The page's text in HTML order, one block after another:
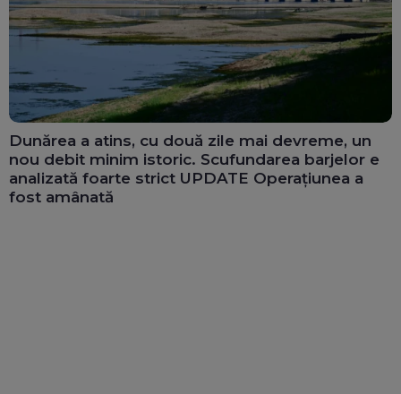
Dunărea a atins, cu două zile mai devreme, un
nou debit minim istoric. Scufundarea barjelor e
analizată foarte strict UPDATE Operațiunea a
fost amânată